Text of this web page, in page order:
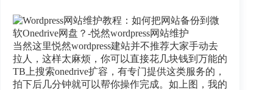
当然这里悦然wordpress建站并不推荐大家手动去
拉人，这样太麻烦，你可以直接花几块钱到万能的
TB上搜索onedrive扩容，有专门提供这类服务的，
拍下后几分钟就可以帮你操作完成。如上图，我的